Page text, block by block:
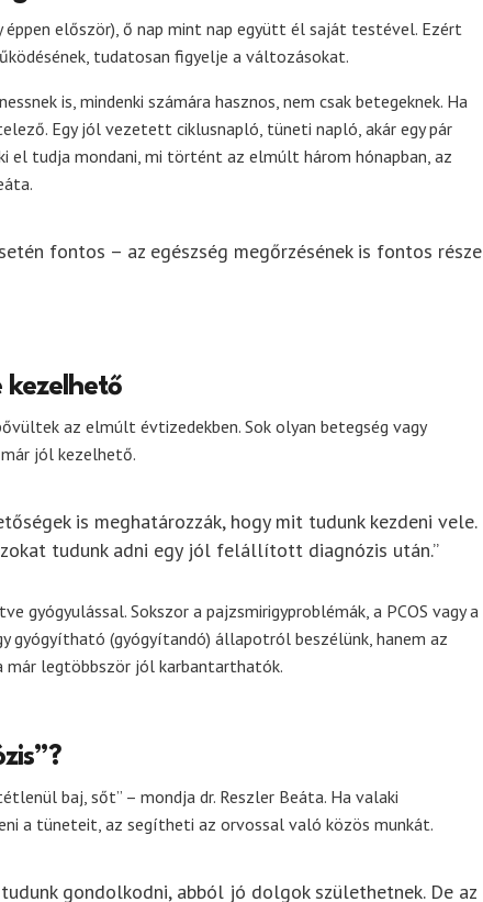
először), ő nap mint nap együtt él saját testével. Ezért
tudatosan figyelje a változásokat.
is, mindenki számára hasznos, nem csak betegeknek. Ha
Egy jól vezetett ciklusnapló, tüneti napló, akár egy pár
el tudja mondani, mi történt az elmúlt három hónapban, az
fontos – az egészség megőrzésének is fontos része
kezelhető
az elmúlt évtizedekben. Sok olyan betegség vagy
jól kezelhető.
is meghatározzák, hogy mit tudunk kezdeni vele.
tudunk adni egy jól felállított diagnózis után.”
gyógyulással. Sokszor a pajzsmirigyproblémák, a PCOS vagy a
gyógyítható (gyógyítandó) állapotról beszélünk, hanem az
legtöbbször jól karbantarthatók.
baj, sőt” – mondja dr. Reszler Beáta. Ha valaki
a tüneteit, az segítheti az orvossal való közös munkát.
gondolkodni, abból jó dolgok születhetnek. De az